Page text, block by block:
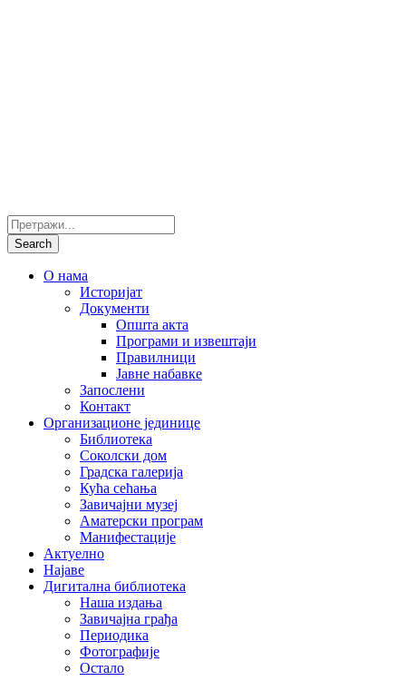
О нама
Историјат
Документи
Општа акта
Програми и извештаји
Правилници
Јавне набавке
Запослени
Контакт
Организационе јединице
Библиотека
Соколски дом
Градска галерија
Кућа сећања
Завичајни музеј
Аматерски програм
Манифестације
Актуелно
Најаве
Дигитална библиотека
Наша издања
Завичајна грађа
Периодика
Фотографије
Остало